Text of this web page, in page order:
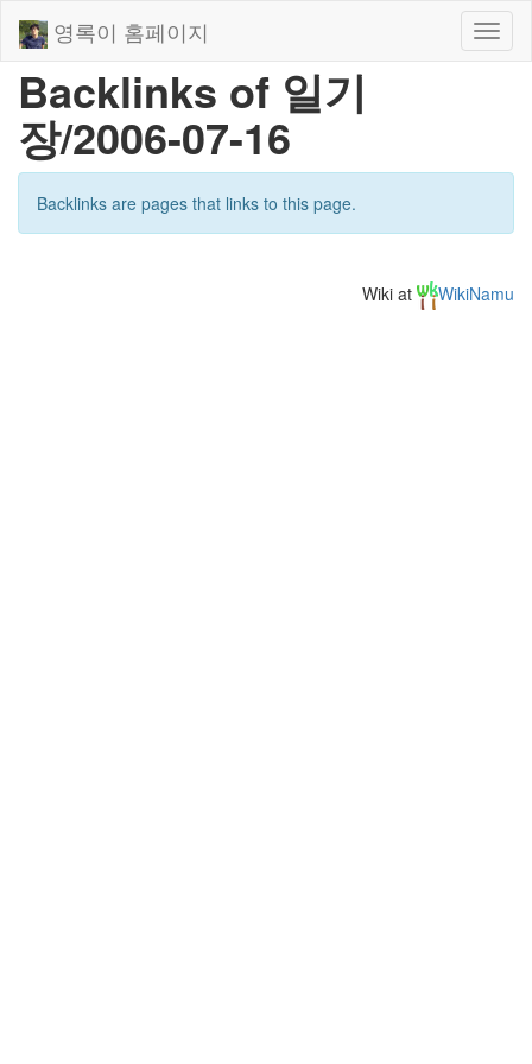
영록이 홈페이지
Backlinks of 일기
장/2006-07-16
Backlinks are pages that links to this page.
Wiki at WikiNamu